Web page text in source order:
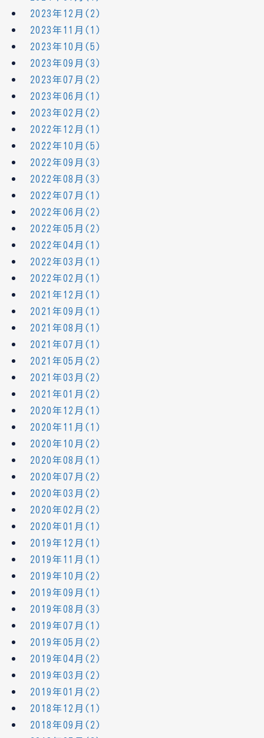
2023年12月(2)
2023年11月(1)
2023年10月(5)
2023年09月(3)
2023年07月(2)
2023年06月(1)
2023年02月(2)
2022年12月(1)
2022年10月(5)
2022年09月(3)
2022年08月(3)
2022年07月(1)
2022年06月(2)
2022年05月(2)
2022年04月(1)
2022年03月(1)
2022年02月(1)
2021年12月(1)
2021年09月(1)
2021年08月(1)
2021年07月(1)
2021年05月(2)
2021年03月(2)
2021年01月(2)
2020年12月(1)
2020年11月(1)
2020年10月(2)
2020年08月(1)
2020年07月(2)
2020年03月(2)
2020年02月(2)
2020年01月(1)
2019年12月(1)
2019年11月(1)
2019年10月(2)
2019年09月(1)
2019年08月(3)
2019年07月(1)
2019年05月(2)
2019年04月(2)
2019年03月(2)
2019年01月(2)
2018年12月(1)
2018年09月(2)